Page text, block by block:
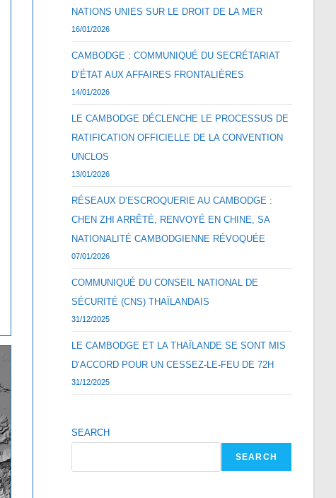
NATIONS UNIES SUR LE DROIT DE LA MER
16/01/2026
CAMBODGE : COMMUNIQUÉ DU SECRÉTARIAT
D’ÉTAT AUX AFFAIRES FRONTALIÈRES
14/01/2026
LE CAMBODGE DÉCLENCHE LE PROCESSUS DE
RATIFICATION OFFICIELLE DE LA CONVENTION
UNCLOS
13/01/2026
RÉSEAUX D’ESCROQUERIE AU CAMBODGE :
CHEN ZHI ARRÊTÉ, RENVOYÉ EN CHINE, SA
NATIONALITÉ CAMBODGIENNE RÉVOQUÉE
07/01/2026
COMMUNIQUÉ DU CONSEIL NATIONAL DE
SÉCURITÉ (CNS) THAÏLANDAIS
31/12/2025
LE CAMBODGE ET LA THAÏLANDE SE SONT MIS
D’ACCORD POUR UN CESSEZ-LE-FEU DE 72H
31/12/2025
SEARCH
SEARCH